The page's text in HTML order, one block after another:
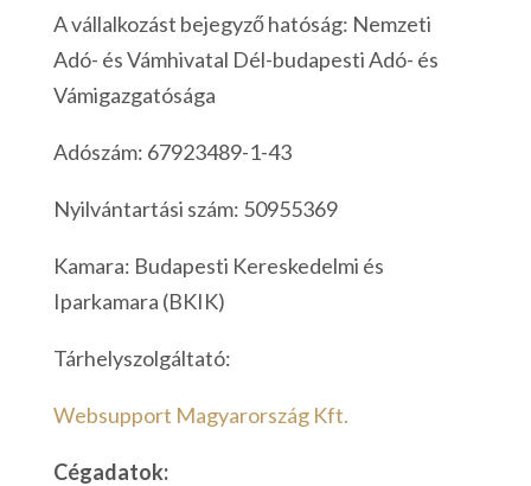
A vállalkozást bejegyző hatóság: Nemzeti
Adó- és Vámhivatal Dél-budapesti Adó- és
Vámigazgatósága
Adószám: 67923489-1-43
Nyilvántartási szám: 50955369
Kamara: Budapesti Kereskedelmi és
Iparkamara (BKIK)
Tárhelyszolgáltató:
Websupport Magyarország Kft.
Cégadatok: